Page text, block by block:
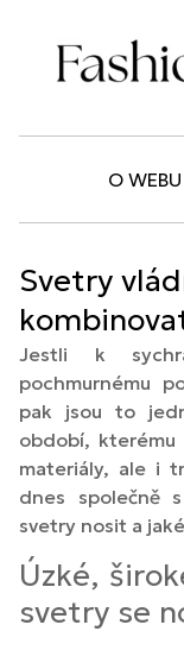
O WEBU
Svetry
Jestli k
pochmurnému
pak jsou to
období, kterému
materiály, ale i
dnes společně
svetry nosit a
Úzké,
svetry se